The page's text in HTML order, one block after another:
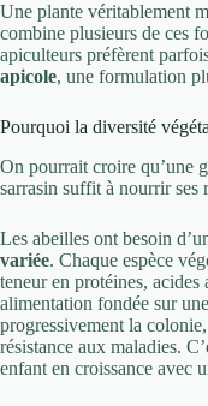
Une plante véritablement
combine plusieurs de ces
apiculteurs préfèrent
apicole, une formulation
Pourquoi la diversité
On pourrait croire qu’une
sarrasin suffit à nourrir ses
Les abeilles ont besoin
variée. Chaque espèce
teneur en protéines,
alimentation fondée sur
progressivement la
résistance aux maladies.
enfant en croissance avec